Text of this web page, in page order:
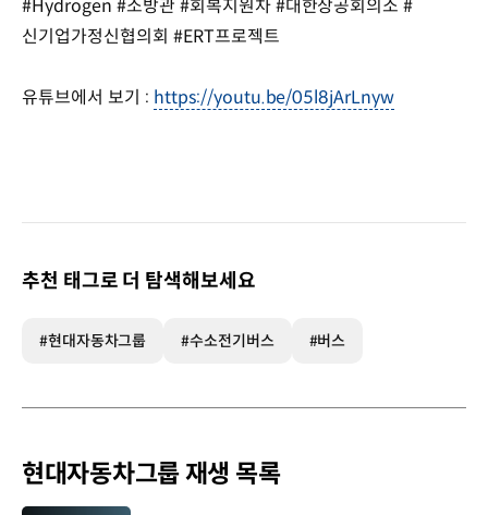
#Hydrogen #소방관 #회복지원차 #대한상공회의소 #
신기업가정신협의회 #ERT프로젝트
유튜브에서 보기 : https://youtu.be/05l8jArLnyw
추천 태그로 더 탐색해보세요
#현대자동차그룹 #수소전기버스 #버스
현대자동차그룹 재생 목록